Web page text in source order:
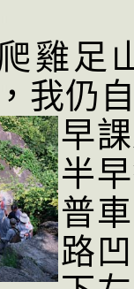
雞足
，我仍
早
半
普
路